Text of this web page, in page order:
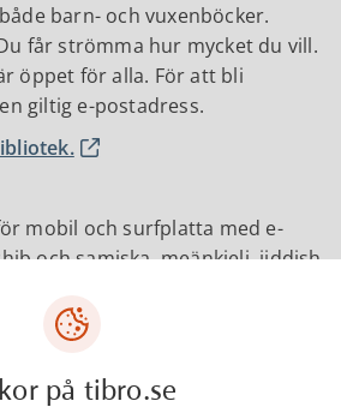
barn- och vuxenböcker.
får strömma hur mycket du vill.
öppet för alla. För att bli
giltig e-postadress.
mobil och surfplatta med e-
och samiska, meänkieli, jiddish
för användaren och
överallt i landet och är
på tibro.se